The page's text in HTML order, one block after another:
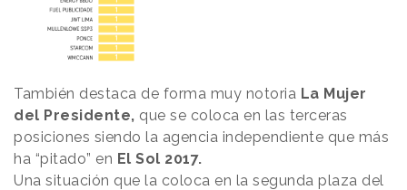
También destaca de forma muy notoria La Mujer
del Presidente, que se coloca en las terceras
posiciones siendo la agencia independiente que más
ha “pitado” en El Sol 2017.
Una situación que la coloca en la segunda plaza del